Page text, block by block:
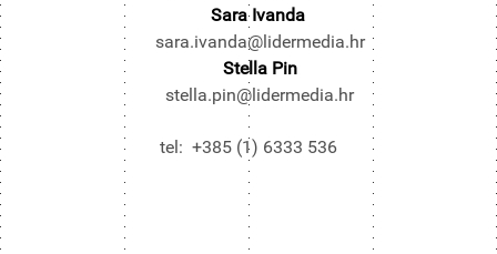
Sara Ivanda
sara.ivanda@lidermedia.hr
Stella Pin
stella.pin@lidermedia.hr
tel: +385 (1) 6333 536